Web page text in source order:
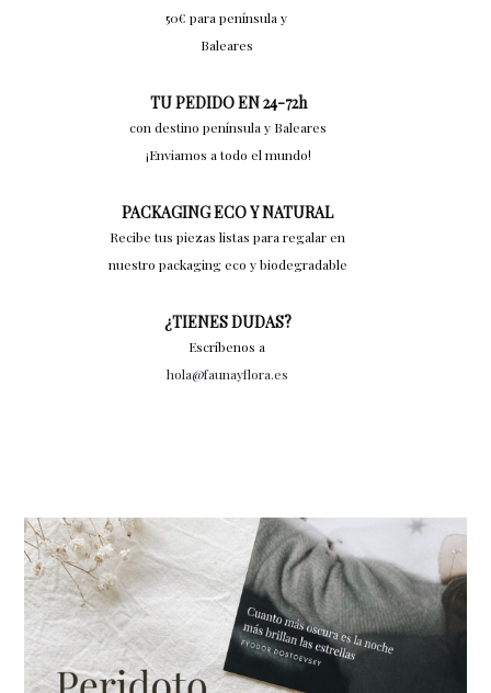
50€ para península y
Baleares
TU PEDIDO EN 24-72h
con destino península y Baleares
¡Enviamos a todo el mundo!
PACKAGING ECO Y NATURAL
Recibe tus piezas listas para regalar en
nuestro packaging eco y biodegradable
¿TIENES DUDAS?
Escríbenos a
hola@faunayflora.es